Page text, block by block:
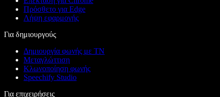
Πρόσθετο για Edge
Λήψη εφαρμογής
Για δημιουργούς
Δημιουργία φωνής με ΤΝ
Μεταγλώττιση
Κλωνοποίηση φωνής
Speechify Studio
Για επιχειρήσεις